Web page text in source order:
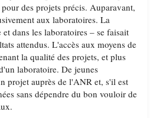
des projets précis. Auparavant,
aux laboratoires. La
dans les laboratoires – se faisait
attendus. L'accès aux moyens de
la qualité des projets, et plus
laboratoire. De jeunes
projet auprès de l'ANR et, s'il est
sans dépendre du bon vouloir de